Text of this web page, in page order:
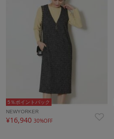
5％ポイントバック
NEWYORKER
¥16,940 30%OFF